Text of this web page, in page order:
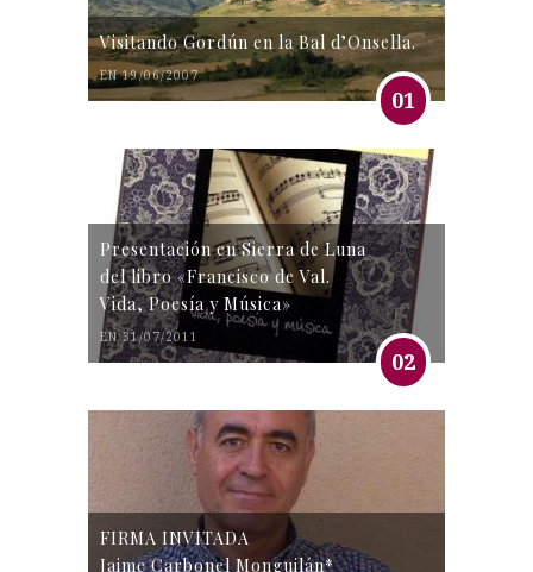
Visitando Gordún en la Bal d’Onsella.
EN 19/06/2007
01
Presentación en Sierra de Luna
del libro «Francisco de Val.
Vida, Poesía y Música»
EN 31/07/2011
02
FIRMA INVITADA
Jaime Carbonel Monguilán*